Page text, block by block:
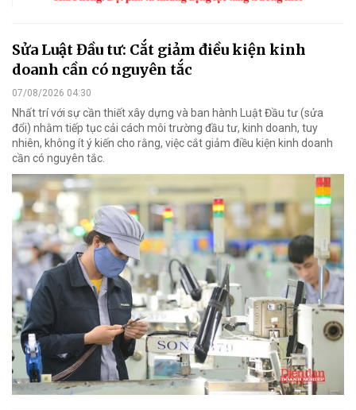
Sửa Luật Đầu tư: Cắt giảm điều kiện kinh
doanh cần có nguyên tắc
07/08/2026 04:30
Nhất trí với sự cần thiết xây dựng và ban hành Luật Đầu tư (sửa
đổi) nhằm tiếp tục cải cách môi trường đầu tư, kinh doanh, tuy
nhiên, không ít ý kiến cho rằng, việc cắt giảm điều kiện kinh doanh
cần có nguyên tắc.